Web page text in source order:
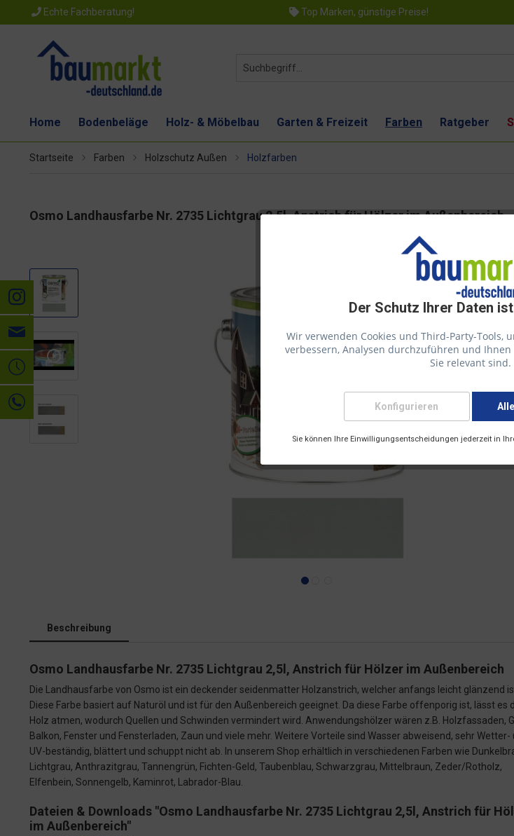
Echte Fachberatung! Top Marken, günstige Preise!
Home Bodenbeläge Holz- & Möbelbau Garten & Freizeit Farben Ratgeber
Der Schutz Ihrer Daten
Wir verwenden Cookies und Third-Party-Tools,
verbessern, Analysen durchzuführen und
Sie relevant sind.
Konfigurieren
Sie können Ihre Einwilligungsentscheidungen jederzeit in
Startseite Farben Holzschutz Außen Holzfarben
Osmo Landhausfarbe Nr. 2735 Lichtgrau 2,5l, Anstrich für Hölzer im Außenbereich
Beschreibung
Osmo Landhausfarbe Nr. 2735 Lichtgrau 2,5l, Anstrich für Hölzer im Außenbereich
Die Landhausfarbe von Osmo ist ein deckender seidenmatter Holzanstrich, welcher anfangs leicht glänzend
Diese Farbe basiert auf Naturöl und ist für den Außenbereich geeignet. Da diese Farbe offenporig ist, lässt es
Holz atmen, wodurch Quellen und Schwinden vermindert wird. Anwendungshölzer wären z.B. Holzfassaden,
Balkon, Fenster und Fensterladen, Zaun und viele mehr. Weitere Vorteile sind Wasser abweisend, sehr Wetter-
UV-beständig, blättert und schuppt nicht ab. In unserem Shop erhältlich in verschiedenen Farben wie
Lichtgrau, Anthrazitgrau, Tannengrün, Fichten-Geld, Taubenblau, Schwarzgrau, Mittelbraun, Zeder/Rotholz,
Elfenbein, Sonnengelb, Kaminrot, Labrador-Blau.
Dateien & Downloads "Osmo Landhausfarbe Nr. 2735 Lichtgrau 2,5l, Anstrich für
im Außenbereich"